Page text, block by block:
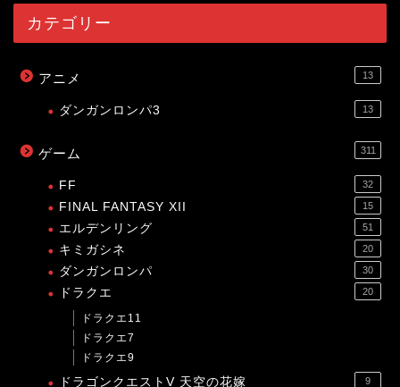
カテゴリー
アニメ 13
ダンガンロンパ3 13
ゲーム 311
FF 32
FINAL FANTASY XII 15
エルデンリング 51
キミガシネ 20
ダンガンロンパ 30
ドラクエ 20
ドラクエ11
ドラクエ7
ドラクエ9
ドラゴンクエストV 天空の花嫁 9